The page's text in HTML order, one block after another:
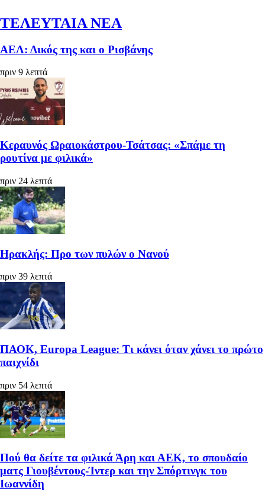
ΤΕΛΕΥΤΑΙΑ ΝΕΑ
ΑΕΛ: Δικός της και ο Ρισβάνης
πριν 9 λεπτά
Κεραυνός Ωραιοκάστρου-Τσάτσας: «Σπάμε τη
ρουτίνα με φιλικά»
πριν 24 λεπτά
Ηρακλής: Προ των πυλών ο Νανού
πριν 39 λεπτά
ΠΑΟΚ, Europa League: Τι κάνει όταν χάνει το πρώτο
παιχνίδι
πριν 54 λεπτά
Πού θα δείτε τα φιλικά Άρη και ΑΕΚ, το σπουδαίο
ματς Γιουβέντους-Ίντερ και την Σπόρτινγκ του
Ιωαννίδη